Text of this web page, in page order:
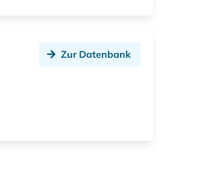
Zur Datenbank